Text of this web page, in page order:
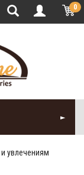
0
увлечениям